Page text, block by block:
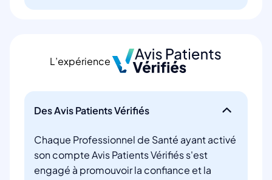
L’expérience
Des Avis Patients Vérifiés
Chaque Professionnel de Santé ayant activé
son compte Avis Patients Vérifiés s'est
engagé à promouvoir la confiance et la